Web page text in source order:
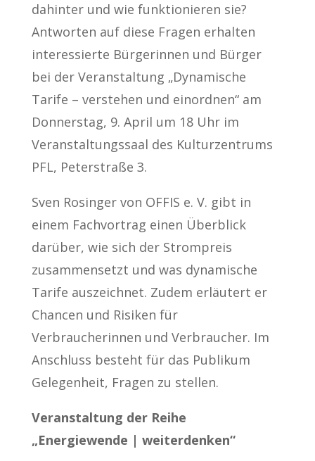
dahinter und wie funktionieren sie?
Antworten auf diese Fragen erhalten
interessierte Bürgerinnen und Bürger
bei der Veranstaltung „Dynamische
Tarife – verstehen und einordnen“ am
Donnerstag, 9. April um 18 Uhr im
Veranstaltungssaal des Kulturzentrums
PFL, Peterstraße 3.
Sven Rosinger von OFFIS e. V. gibt in
einem Fachvortrag einen Überblick
darüber, wie sich der Strompreis
zusammensetzt und was dynamische
Tarife auszeichnet. Zudem erläutert er
Chancen und Risiken für
Verbraucherinnen und Verbraucher. Im
Anschluss besteht für das Publikum
Gelegenheit, Fragen zu stellen.
Veranstaltung der Reihe
„Energiewende | weiterdenken“